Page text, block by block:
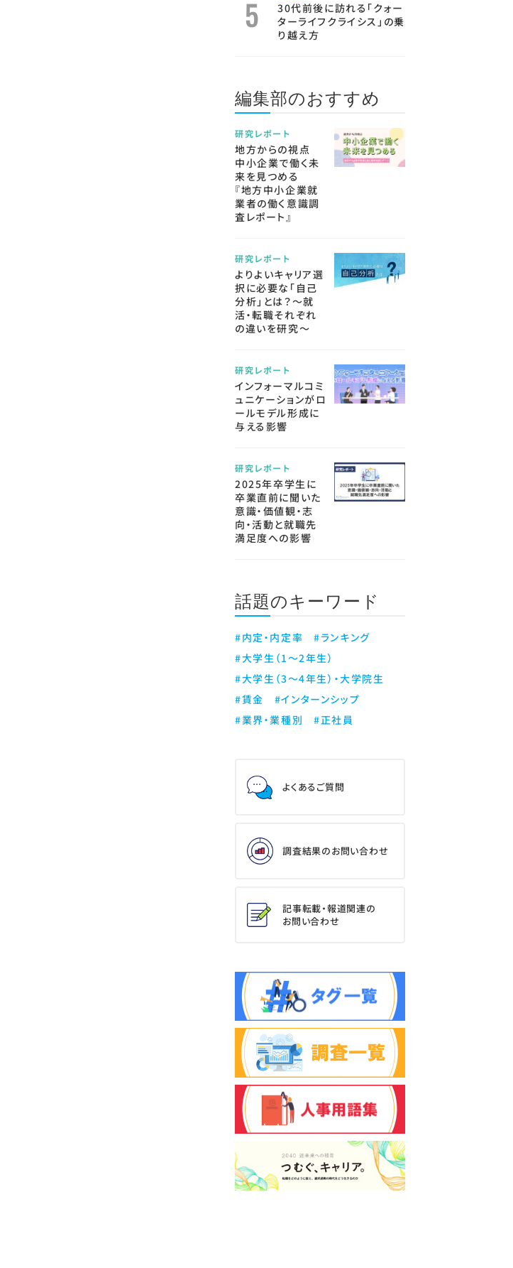
30代前後に訪れる「クォー
ターライフクライシス」の乗
り越え方
編集部のおすすめ
研究レポート
地方からの視点
中小企業で働く未
来を見つめる
『地方中小企業就
業者の働く意識調
査レポート』
研究レポート
よりよいキャリア選
択に必要な「自己
分析」とは？～就
活・転職それぞれ
の違いを研究～
研究レポート
インフォーマルコミ
ュニケーションがロ
ールモデル形成に
与える影響
研究レポート
2025年卒学生に
卒業直前に聞いた
意識・価値観・志
向・活動と就職先
満足度への影響
話題のキーワード
#内定・内定率
#ランキング
#大学生（1～2年生）
#大学生（3～4年生）・大学院生
#賃金
#インターンシップ
#業界・業種別
#正社員
よくあるご質問
調査結果のお問い合わせ
記事転載・報道関連の
お問い合わせ